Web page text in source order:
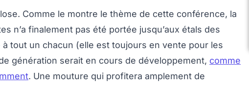
Comme le montre le thème de cette conférence, la
n’a finalement pas été portée jusqu’aux étals des
tout un chacun (elle est toujours en vente pour les
génération serait en cours de développement, comme
. Une mouture qui profitera amplement de